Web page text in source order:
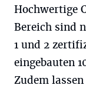
Hochwertige
Bereich sind
1 und 2
eingebauten
Zudem